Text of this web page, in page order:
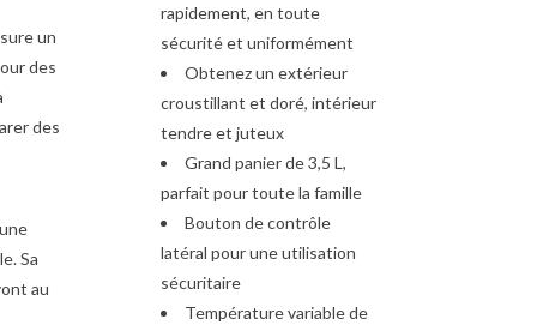
un
des
des
Sa
au
rapidement, en toute
sécurité et uniformément
Obtenez un extérieur
croustillant et doré, intérieur
tendre et juteux
Grand panier de 3,5 L,
parfait pour toute la famille
Bouton de contrôle
latéral pour une utilisation
sécuritaire
Température variable de